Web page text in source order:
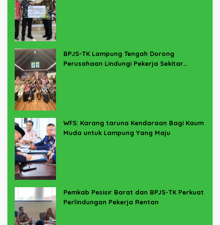
BPJS-TK Lampung Tengah Dorong
Perusahaan Lindungi Pekerja Sekitar
WFS: Karang taruna Kendaraan Bagi Kaum
Muda untuk Lampung Yang Maju
Pemkab Pesisir Barat dan BPJS-TK Perkuat
Perlindungan Pekerja Rentan